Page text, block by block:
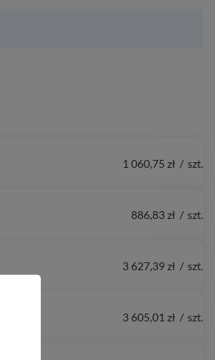
1 060,75 zł / szt.
886,83 zł / szt.
3 627,39 zł / szt.
3 605,01 zł / szt.